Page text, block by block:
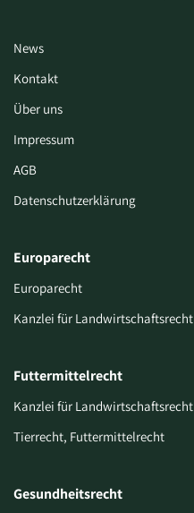
News
Kontakt
Über uns
Impressum
AGB
Datenschutzerklärung
Europarecht
Europarecht
Kanzlei für Landwirtschaftsrecht
Futtermittelrecht
Kanzlei für Landwirtschaftsrecht
Tierrecht, Futtermittelrecht
Gesundheitsrecht